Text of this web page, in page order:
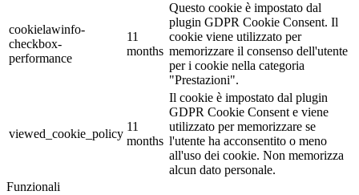
cookielawinfo-
checkbox-
performance
11
months
Questo cookie è impostato dal
plugin GDPR Cookie Consent. Il
cookie viene utilizzato per
memorizzare il consenso dell'utente
per i cookie nella categoria
"Prestazioni".
viewed_cookie_policy
11
months
Il cookie è impostato dal plugin
GDPR Cookie Consent e viene
utilizzato per memorizzare se
l'utente ha acconsentito o meno
all'uso dei cookie. Non memorizza
alcun dato personale.
Funzionali